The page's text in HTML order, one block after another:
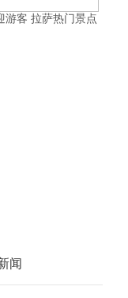
游客 拉萨热门景点
闻